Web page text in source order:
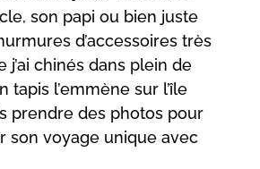
son papi ou bien juste
d’accessoires très
j’ai chinés dans plein de
tapis l’emmène sur l’île
prendre des photos pour
son voyage unique avec